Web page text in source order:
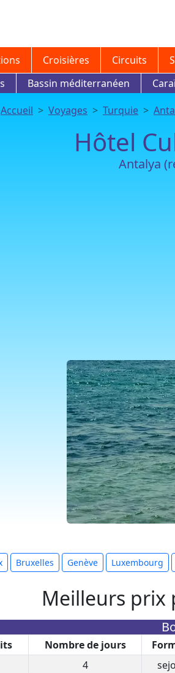
Croisières Circuits
Bassin méditerranéen
Accueil
Voyages Turquie
Hôtel
Antalya
Bruxelles Genève Luxembourg
Meilleurs prix
Nombre de jours
4